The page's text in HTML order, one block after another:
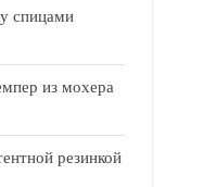
спицами
из мохера
резинкой